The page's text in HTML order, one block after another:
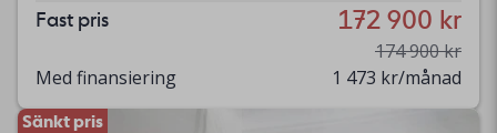
Fast pris 172 900 kr
174 900 kr
Med finansiering
1 473 kr/månad
Sänkt pris